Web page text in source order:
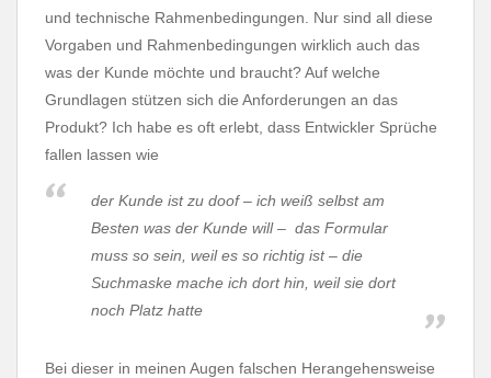
und technische Rahmenbedingungen. Nur sind all diese
Vorgaben und Rahmenbedingungen wirklich auch das
was der Kunde möchte und braucht? Auf welche
Grundlagen stützen sich die Anforderungen an das
Produkt? Ich habe es oft erlebt, dass Entwickler Sprüche
fallen lassen wie
der Kunde ist zu doof – ich weiß selbst am
Besten was der Kunde will – das Formular
muss so sein, weil es so richtig ist – die
Suchmaske mache ich dort hin, weil sie dort
noch Platz hatte
Bei dieser in meinen Augen falschen Herangehensweise